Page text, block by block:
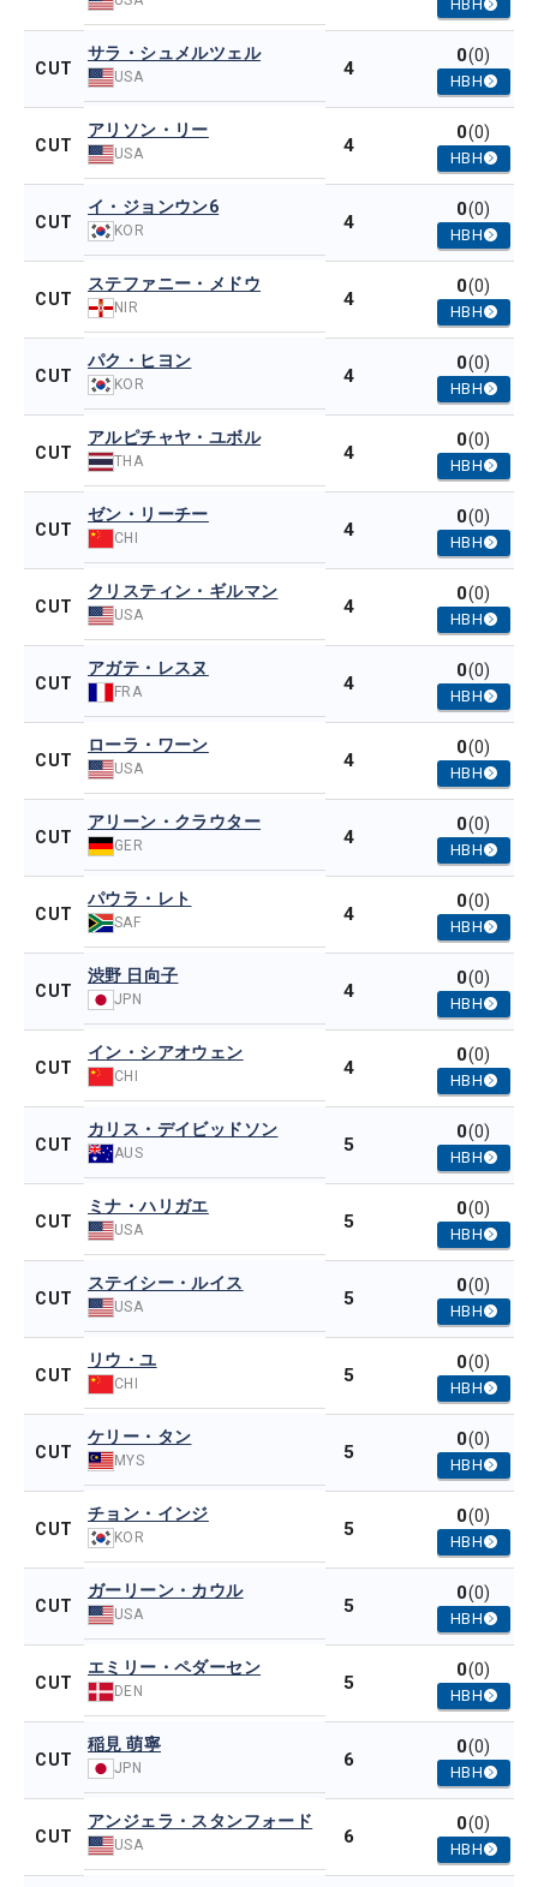
HBH
CUT
サラ・シュメルツェル
USA 4
0(0)
HBH
CUT
アリソン・リー
USA 4
0(0)
HBH
CUT
イ・ジョンウン6
KOR 4
0(0)
HBH
CUT
ステファニー・メドウ
NIR 4
0(0)
HBH
CUT
パク・ヒヨン
KOR 4
0(0)
HBH
CUT
アルピチャヤ・ユボル
THA 4
0(0)
HBH
CUT
ゼン・リーチー
CHI 4
0(0)
HBH
CUT
クリスティン・ギルマン
USA 4
0(0)
HBH
CUT
アガテ・レスヌ
FRA 4
0(0)
HBH
CUT
ローラ・ワーン
USA 4
0(0)
HBH
CUT
アリーン・クラウター
GER 4
0(0)
HBH
CUT
パウラ・レト
SAF 4
0(0)
HBH
CUT
渋野 日向子
JPN 4
0(0)
HBH
CUT
イン・シアオウェン
CHI 4
0(0)
HBH
CUT
カリス・デイビッドソン
AUS 5
0(0)
HBH
CUT
ミナ・ハリガエ
USA 5
0(0)
HBH
CUT
ステイシー・ルイス
USA 5
0(0)
HBH
CUT
リウ・ユ
CHI 5
0(0)
HBH
CUT
ケリー・タン
MYS 5
0(0)
HBH
CUT
チョン・インジ
KOR 5
0(0)
HBH
CUT
ガーリーン・カウル
USA 5
0(0)
HBH
CUT
エミリー・ペダーセン
DEN 5
0(0)
HBH
CUT
稲見 萌寧
JPN 6
0(0)
HBH
CUT
アンジェラ・スタンフォード
USA 6
0(0)
HBH